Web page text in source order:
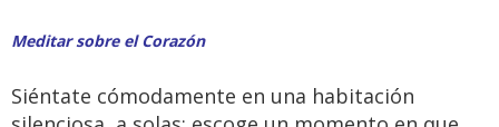
Meditar sobre el Corazón
Siéntate cómodamente en una habitación